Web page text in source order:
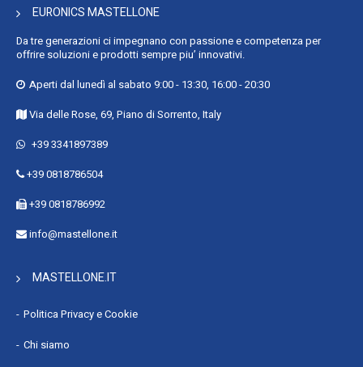
EURONICS MASTELLONE
Da tre generazioni ci impegnano con passione e competenza per
offrire soluzioni e prodotti sempre piu’ innovativi.
Aperti dal lunedì al sabato 9:00 - 13:30, 16:00 - 20:30
Via delle Rose, 69, Piano di Sorrento, Italy
+39 3341897389
+39 0818786504
+39 0818786992
info@mastellone.it
MASTELLONE.IT
Politica Privacy e Cookie
Chi siamo